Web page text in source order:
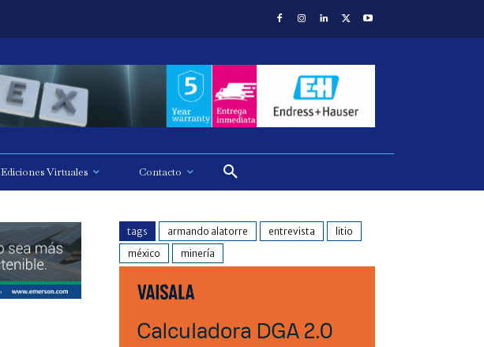
Ediciones Virtuales Contacto
tags armando alatorre entrevista
litio
méxico
minería